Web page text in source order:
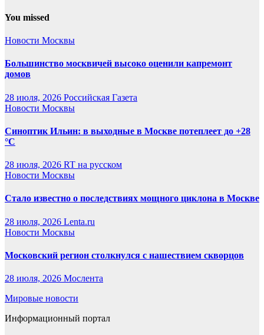
You missed
Новости Москвы
Большинство москвичей высоко оценили капремонт
домов
28 июля, 2026 Российская Газета
Новости Москвы
Синоптик Ильин: в выходные в Москве потеплеет до +28
°C
28 июля, 2026 RT на русском
Новости Москвы
Стало известно о последствиях мощного циклона в Москве
28 июля, 2026 Lenta.ru
Новости Москвы
Московский регион столкнулся с нашествием скворцов
28 июля, 2026 Мослента
Мировые новости
Информационный портал